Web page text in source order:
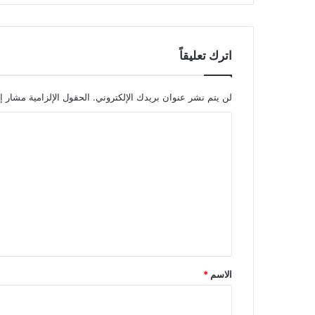
اترك تعليقاً
لن يتم نشر عنوان بريدك الإلكتروني. الحقول الإلزامية مشار
*
الاسم *